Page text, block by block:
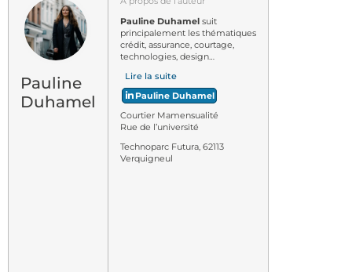
Pauline
Duhamel
Pauline Duhamel suit
principalement les thématiques
crédit, assurance, courtage,
technologies, design…
Lire la suite
Pauline Duhamel
Courtier Mamensualité
Rue de l’université
Technoparc Futura, 62113
Verquigneul